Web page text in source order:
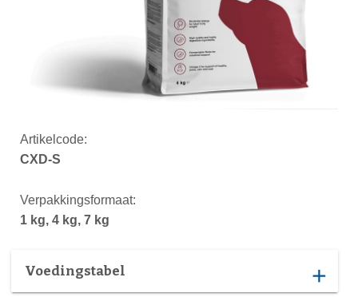
Artikelcode:
CXD-S
Verpakkingsformaat:
1 kg, 4 kg, 7 kg
Voedingstabel add